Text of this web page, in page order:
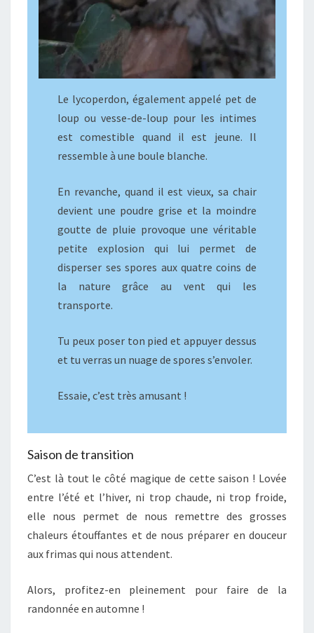
Le lycoperdon, également appelé pet de
loup ou vesse-de-loup pour les intimes
est comestible quand il est jeune. Il
ressemble à une boule blanche.
En revanche, quand il est vieux, sa chair
devient une poudre grise et la moindre
goutte de pluie provoque une véritable
petite explosion qui lui permet de
disperser ses spores aux quatre coins de
la nature grâce au vent qui les
transporte.
Tu peux poser ton pied et appuyer dessus
et tu verras un nuage de spores s’envoler.
Essaie, c’est très amusant !
Saison de transition
C’est là tout le côté magique de cette saison ! Lovée
entre l’été et l’hiver, ni trop chaude, ni trop froide,
elle nous permet de nous remettre des grosses
chaleurs étouffantes et de nous préparer en douceur
aux frimas qui nous attendent.
Alors, profitez-en pleinement pour faire de la
randonnée en automne !